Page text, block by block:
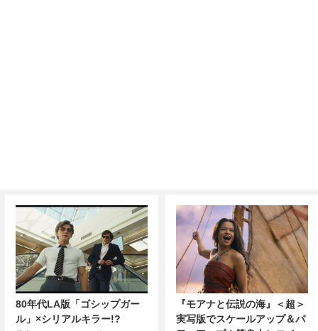
80年代LA版「ゴシップガー
ル」×シリアルキラー!?
『モアナと伝説の海』＜超＞
実写版でスケールアップ＆パ